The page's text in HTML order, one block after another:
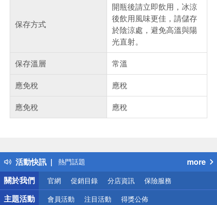
保存方式
開瓶後請立即飲用，冰涼
後飲用風味更佳，請儲存
於陰涼處，避免高溫與陽
光直射。
保存溫層
常溫
應免稅
應稅
應免稅
應稅
活動快訊
得獎公告
熱門話題
銀行優惠
偏遠地區配送
詐騙網頁！請小心！
more
關於我們
官網 促銷目錄 分店資訊 保險服務
主題活動 會員活動 注目活動 得獎公佈